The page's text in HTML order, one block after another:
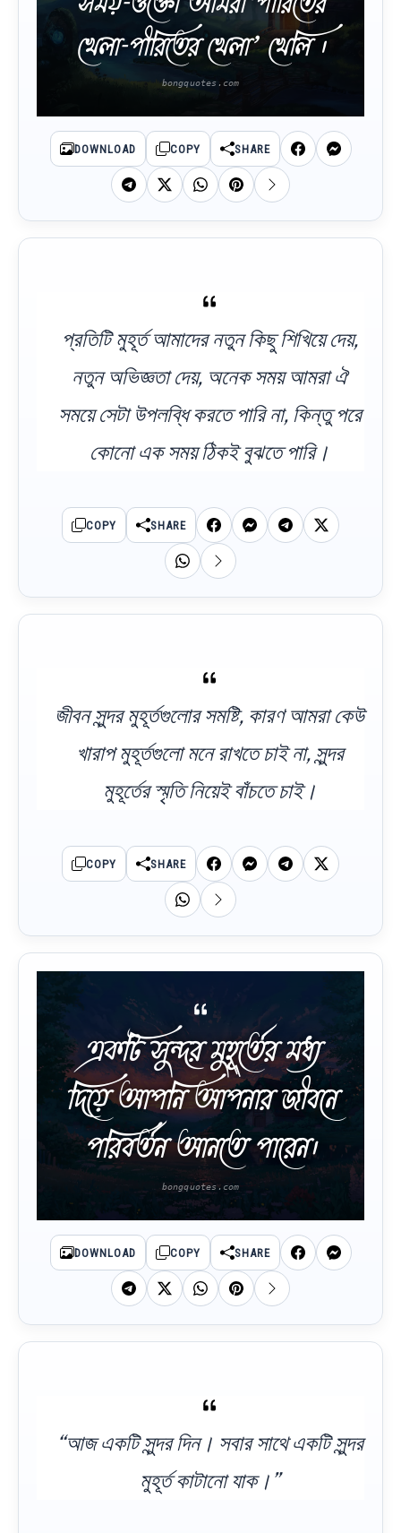
খেলা-পীরিতের খেলা’ খেলি ।
DOWNLOAD COPY SHARE
প্রতিটি মুহূর্ত আমাদের নতুন কিছু শিখিয়ে দেয়,
নতুন অভিজ্ঞতা দেয়, অনেক সময় আমরা ঐ
সময়ে সেটা উপলব্ধি করতে পারি না, কিন্তু পরে
কোনো এক সময় ঠিকই বুঝতে পারি।
COPY SHARE
জীবন সুন্দর মুহূর্তগুলোর সমষ্টি, কারণ আমরা কেউ
খারাপ মুহূর্তগুলো মনে রাখতে চাই না, সুন্দর
মুহূর্তের স্মৃতি নিয়েই বাঁচতে চাই।
COPY SHARE
একটি সুন্দর মুহূর্তের মধ্য
দিয়ে আপনি আপনার জীবনে
পরিবর্তন আনতে পারেন।
DOWNLOAD COPY SHARE
“আজ একটি সুন্দর দিন। সবার সাথে একটি সুন্দর
মুহূর্ত কাটানো যাক।”